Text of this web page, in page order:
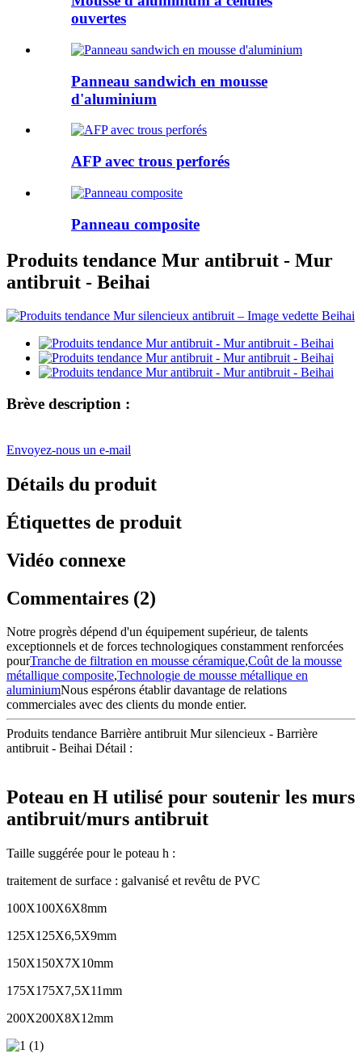
ouvertes
Panneau sandwich en mousse
d'aluminium
AFP avec trous perforés
Panneau composite
Produits tendance Mur antibruit - Mur
antibruit - Beihai
Brève description :
Envoyez-nous un e-mail
Détails du produit
Étiquettes de produit
Vidéo connexe
Commentaires (2)
Notre progrès dépend d'un équipement supérieur, de talents
exceptionnels et de forces technologiques constamment renforcées
pourTranche de filtration en mousse céramique,Coût de la mousse
métallique composite,Technologie de mousse métallique en
aluminiumNous espérons établir davantage de relations
commerciales avec des clients du monde entier.
Produits tendance Barrière antibruit Mur silencieux - Barrière
antibruit - Beihai Détail :
Poteau en H utilisé pour soutenir les murs
antibruit/murs antibruit
Taille suggérée pour le poteau h :
traitement de surface : galvanisé et revêtu de PVC
100X100X6X8mm
125X125X6,5X9mm
150X150X7X10mm
175X175X7,5X11mm
200X200X8X12mm